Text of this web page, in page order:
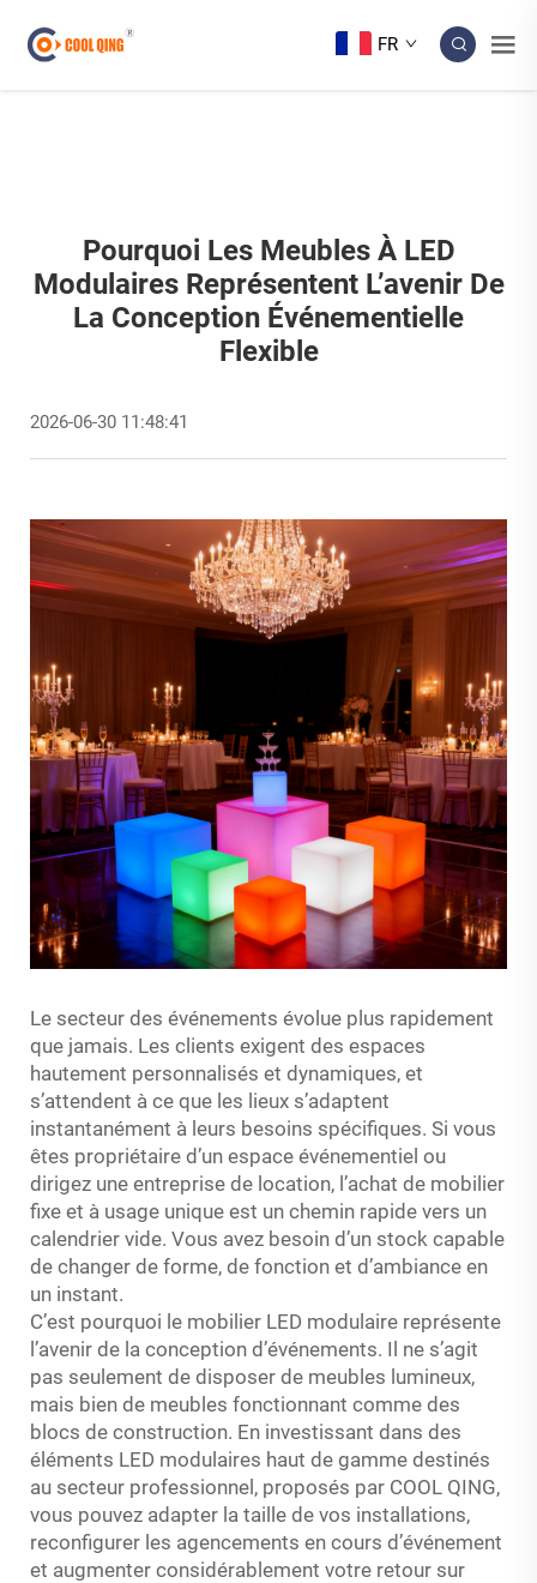
FR
Pourquoi Les Meubles À LED
Modulaires Représentent L’avenir De
La Conception Événementielle
Flexible
2026-06-30 11:48:41
Le secteur des événements évolue plus rapidement
que jamais. Les clients exigent des espaces
hautement personnalisés et dynamiques, et
s’attendent à ce que les lieux s’adaptent
instantanément à leurs besoins spécifiques. Si vous
êtes propriétaire d’un espace événementiel ou
dirigez une entreprise de location, l’achat de mobilier
fixe et à usage unique est un chemin rapide vers un
calendrier vide. Vous avez besoin d’un stock capable
de changer de forme, de fonction et d’ambiance en
un instant.
C’est pourquoi le mobilier LED modulaire représente
l’avenir de la conception d’événements. Il ne s’agit
pas seulement de disposer de meubles lumineux,
mais bien de meubles fonctionnant comme des
blocs de construction. En investissant dans des
éléments LED modulaires haut de gamme destinés
au secteur professionnel, proposés par COOL QING,
vous pouvez adapter la taille de vos installations,
reconfigurer les agencements en cours d’événement
et augmenter considérablement votre retour sur